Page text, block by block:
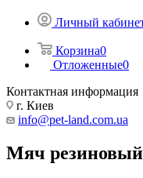
Личный
Корзина0
Отложенные0
Контактная информация
г. Киев
info@pet-land.com.ua
Мяч